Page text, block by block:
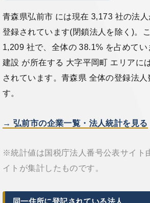
青森県弘前市 には現在 3,173 社の法
登録されています(閉鎖法人を除く)。
1,209 社で、全体の 38.1% を占めてい
建設 が所在する 大字平岡町 エリアに
されています。青森県 全体の登録法
す。
→ 弘前市の企業一覧・法人統計を見る
※統計値は国税庁法人番号公表サイト
イトが集計したものです。